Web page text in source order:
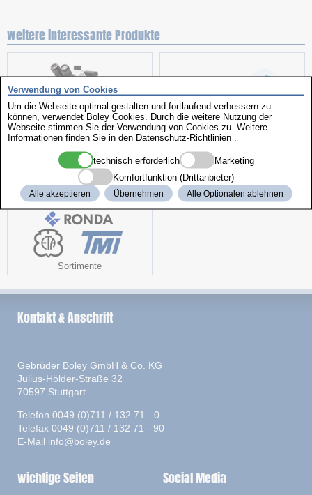
weitere interessante Produkte
Stereomikroskop Kombiprüfgerät
Sortimente
Verwendung von Cookies
Um die Webseite optimal gestalten und fortlaufend verbessern zu
können, verwendet Boley Cookies. Durch die weitere Nutzung der
Webseite stimmen Sie der Verwendung von Cookies zu. Weitere
Informationen finden Sie in den Datenschutz-Richtlinien
technisch erforderlich
Marketing
Komfortfunktion (Drittanbieter)
Alle akzeptieren Übernehmen Alle Optionalen ablehnen
Kontakt & Anschrift
Gebrüder Boley GmbH & Co. KG
Julius-Hölder-Straße 32
70597 Stuttgart
Telefon 0049 (0)711 / 132 71 - 0
Telefax 0049 (0)711 / 132 71 - 90
E-Mail info@boley.de
wichtige Seiten Social Media